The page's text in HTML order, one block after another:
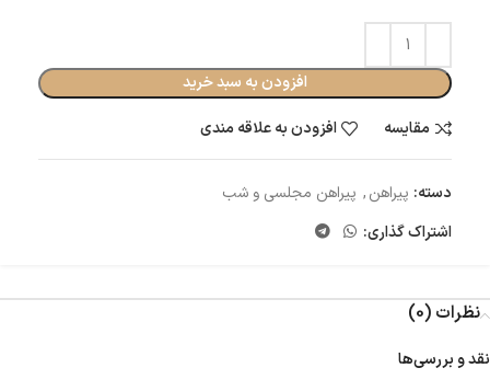
افزودن به سبد خرید
مقایسه
افزودن به علاقه مندی
دسته: پیراهن, پیراهن مجلسی و شب
اشتراک گذاری:
نظرات (0)
نقد و بررسی‌ها